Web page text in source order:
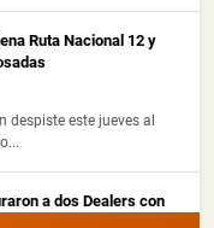
Ruta Nacional 12 y
este jueves al
a dos Dealers con